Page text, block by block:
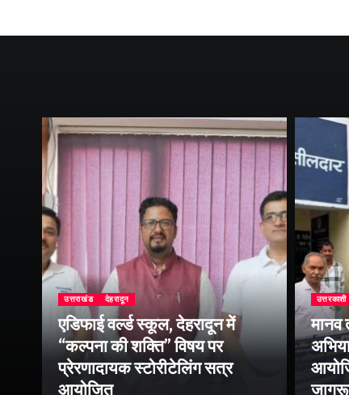
उत्तराखंड देहरादून
एडिफाई वर्ल्ड स्कूल, देहरादून में
“कल्पना की शक्ति” विषय पर
प्रेरणादायक स्टोरीटेलिंग सत्र
आयोजित
उत्तरकाशी